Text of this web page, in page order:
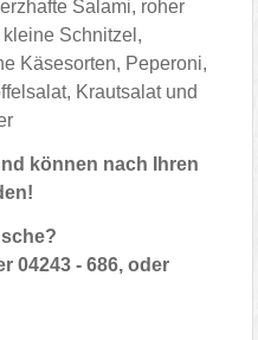
Salami, roher
Schnitzel,
Käsesorten, Peperoni,
Krautsalat und
können nach Ihren
04243 - 686, oder